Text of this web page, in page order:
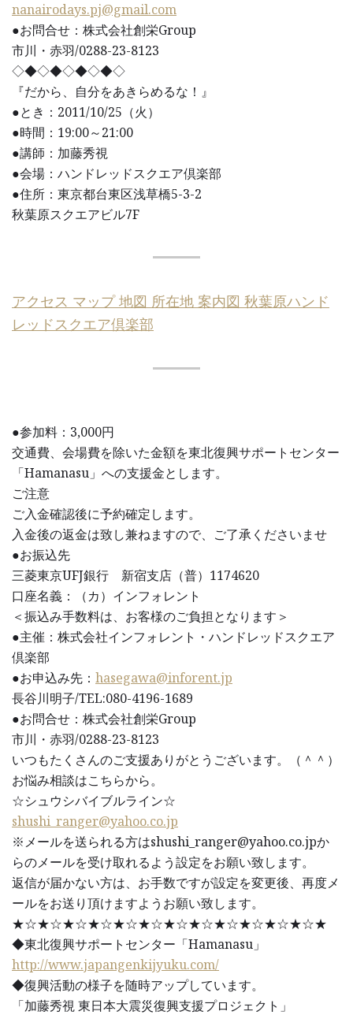
nanairodays.pj@gmail.com
●お問合せ：株式会社創栄Group
市川・赤羽/0288-23-8123
◇◆◇◆◇◆◇◆◇
『だから、自分をあきらめるな！』
●とき：2011/10/25（火）
●時間：19:00～21:00
●講師：加藤秀視
●会場：ハンドレッドスクエア倶楽部
●住所：東京都台東区浅草橋5-3-2
秋葉原スクエアビル7F
アクセス マップ 地図 所在地 案内図 秋葉原ハンド
レッドスクエア倶楽部
●参加料：3,000円
交通費、会場費を除いた金額を東北復興サポートセンター
「Hamanasu」への支援金とします。
ご注意
ご入金確認後に予約確定します。
入金後の返金は致し兼ねますので、ご了承くださいませ
●お振込先
三菱東京UFJ銀行 新宿支店（普）1174620
口座名義：（カ）インフォレント
＜振込み手数料は、お客様のご負担となります＞
●主催：株式会社インフォレント・ハンドレッドスクエア
倶楽部
●お申込み先： hasegawa@inforent.jp
長谷川明子/TEL:080-4196-1689
●お問合せ：株式会社創栄Group
市川・赤羽/0288-23-8123
いつもたくさんのご支援ありがとうございます。（＾＾）
お悩み相談はこちらから。
☆シュウシバイブルライン☆
shushi_ranger@yahoo.co.jp
※メールを送られる方はshushi_ranger@yahoo.co.jpか
らのメールを受け取れるよう設定をお願い致します。
返信が届かない方は、お手数ですが設定を変更後、再度メ
ールをお送り頂けますようお願い致します。
★☆★☆★☆★☆★☆★☆★☆★☆★☆★☆★☆★☆★
◆東北復興サポートセンター「Hamanasu」
http://www.japangenkijyuku.com/
◆復興活動の様子を随時アップしています。
「加藤秀視 東日本大震災復興支援プロジェクト」